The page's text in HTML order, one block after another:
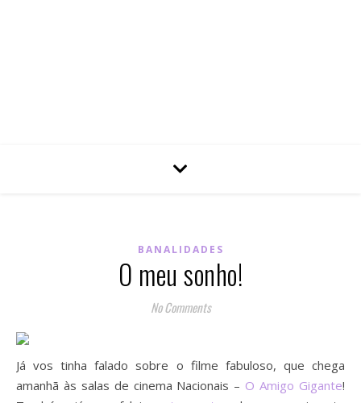
BANALIDADES
O meu sonho!
No Comments
Já vos tinha falado sobre o filme fabuloso, que chega
amanhã às salas de cinema Nacionais – O Amigo Gigante!